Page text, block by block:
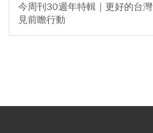
今周刊30週年特輯｜更好的台
見前瞻行動